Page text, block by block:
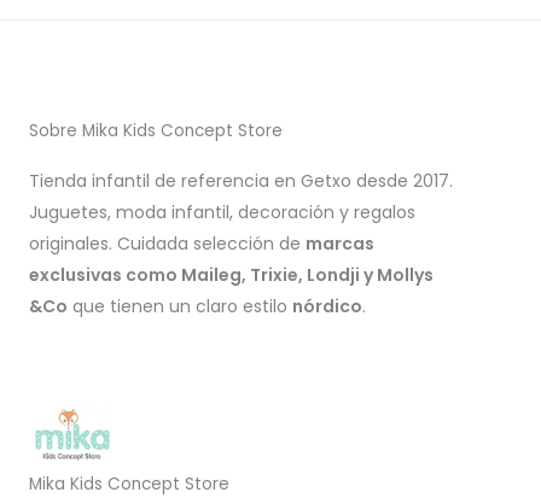
Sobre Mika Kids Concept Store
Tienda infantil de referencia en Getxo desde 2017.
Juguetes, moda infantil, decoración y regalos
originales. Cuidada selección de marcas
exclusivas como Maileg, Trixie, Londji y Mollys
&Co que tienen un claro estilo nórdico.
Mika Kids Concept Store